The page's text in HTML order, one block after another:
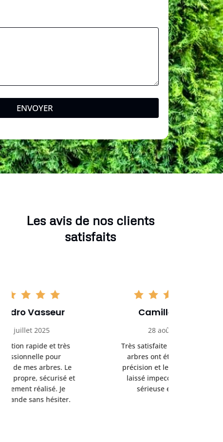
ENVOYER
Les avis de nos clients
satisfaits
Camille Morel
Très satisfaite du service. Les
arbres ont été taillés avec
précision et le chantier a été
laissé impeccable. Équipe
sérieuse et efficace.